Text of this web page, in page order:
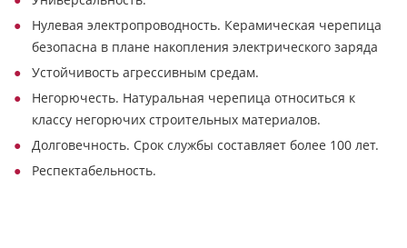
Нулевая электропроводность. Керамическая черепица
безопасна в плане накопления электрического заряда
Устойчивость агрессивным средам.
Негорючесть. Натуральная черепица относиться к
классу негорючих строительных материалов.
Долговечность. Срок службы составляет более 100 лет.
Респектабельность.